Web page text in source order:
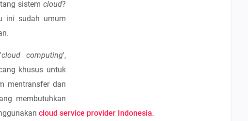
sistem cloud?
ini sudah umum
cloud computing',
khusus untuk
mentransfer dan
membutuhkan
cloud service provider Indonesia.